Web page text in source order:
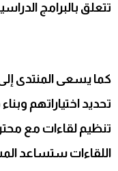
تتعلق بالبرامج
كما يسعى المنتدى
تحديد اختياراتهم
تنظيم لقاءات مع
اللقاءات ستساعد